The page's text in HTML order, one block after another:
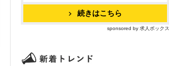
続きはこちら
sponsored by 求人ボックス